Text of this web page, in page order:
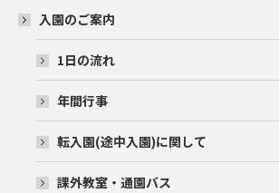
入園のご案内
1日の流れ
年間行事
転入園(途中入園)に関して
課外教室・通園バス